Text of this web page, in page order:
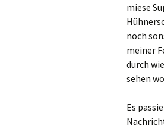
miese
noch
meiner
durch
sehen
Es